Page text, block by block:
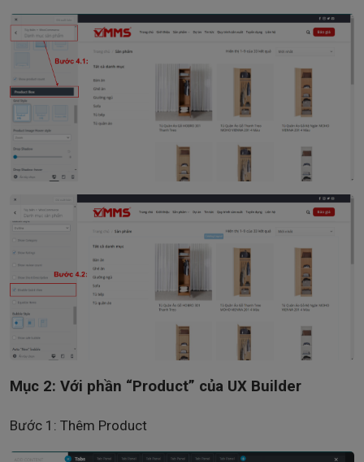
Mục 2: Với phần “Product” của UX Builder
Bước 1: Thêm Product